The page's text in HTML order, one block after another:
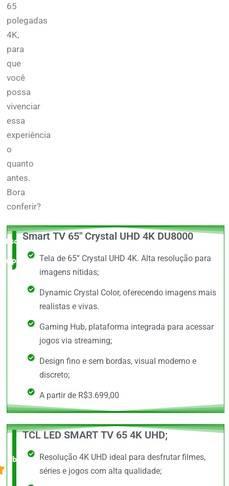
65
polegadas
4K,
para
que
você
possa
vivenciar
essa
experiência
o
quanto
antes.
Bora
conferir?
Escolha do
especialista
Smart TV 65" Crystal UHD 4K DU8000
Tela de 65” Crystal UHD 4K. Alta resolução para
imagens nítidas;
Dynamic Crystal Color, oferecendo imagens mais
realistas e vivas.
Gaming Hub, plataforma integrada para acessar
jogos via streaming;
Design fino e sem bordas, visual moderno e
discreto;
A partir de R$3.699,00
O +
barato,
TCL LED SMART TV 65 4K UHD;
Resolução 4K UHD ideal para desfrutar filmes,
séries e jogos com alta qualidade;